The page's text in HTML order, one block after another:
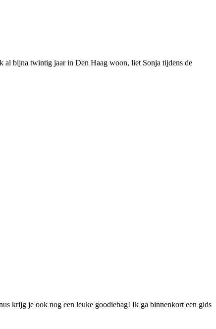
al bijna twintig jaar in Den Haag woon, liet Sonja tijdens de
krijg je ook nog een leuke goodiebag! Ik ga binnenkort een gids